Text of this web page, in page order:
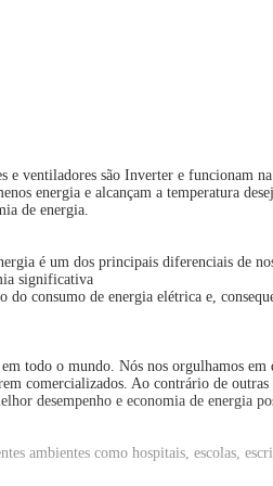
ventiladores são Inverter e funcionam na
energia e alcançam a temperatura
de energia.
é um dos principais diferenciais de
significativa
consumo de energia elétrica e,
todo o mundo. Nós nos orgulhamos em
comercializados. Ao contrário de outras
desempenho e economia de energia
ambientes como hospitais, escolas,